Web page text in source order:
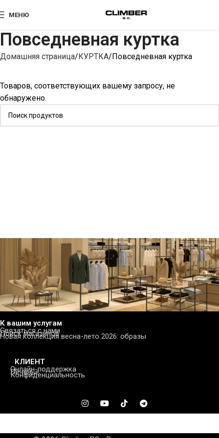
МЕНЮ
Повседневная куртка
Домашняя страница КУРТКА Повседневная куртка
Товаров, соответствующих вашему запросу, не
обнаружено.
К вашим услугам
Связаться с нами
Поиск магазинов
Новая коллекция весна-лето 2026: образы
КЛИЕНТ
Онлайн-поддержка
Печенье
Конфиденциальность